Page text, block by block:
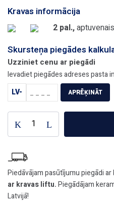
Kravas informācija
2 pal.,
Skursteņa piegādes
Uzziniet cenu ar piegādi
Ievadiet piegādes adreses pasta
LV-
APRĒĶINĀT
Piedāvājam pasūtījumu piegādi ar
ar kravas liftu.Piegādājam
Latvijā!